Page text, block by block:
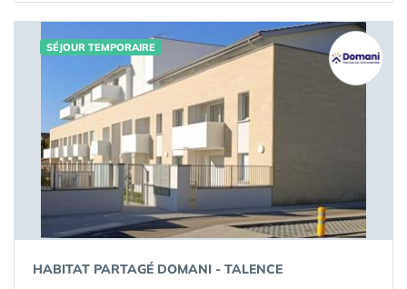
SÉJOUR TEMPORAIRE
HABITAT PARTAGÉ DOMANI - TALENCE